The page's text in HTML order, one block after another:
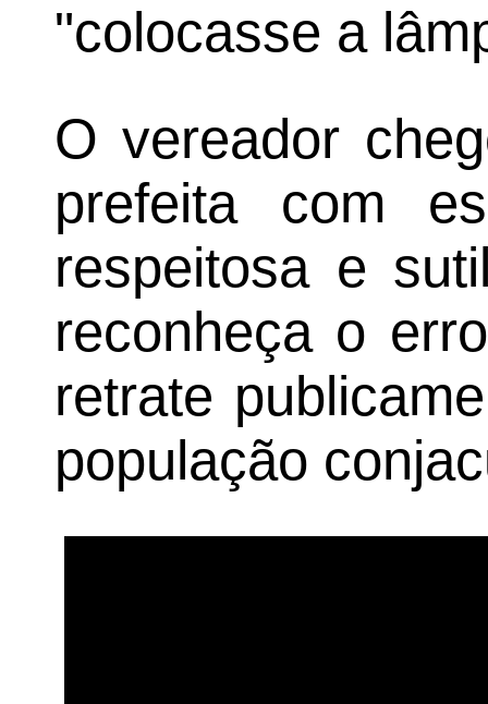
"colocasse a
O vereador
prefeita com
respeitosa e
reconheça o
retrate
população